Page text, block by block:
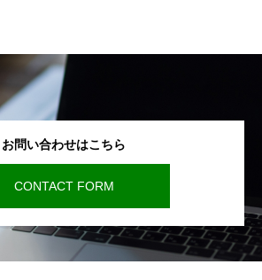
お問い合わせはこちら
CONTACT FORM